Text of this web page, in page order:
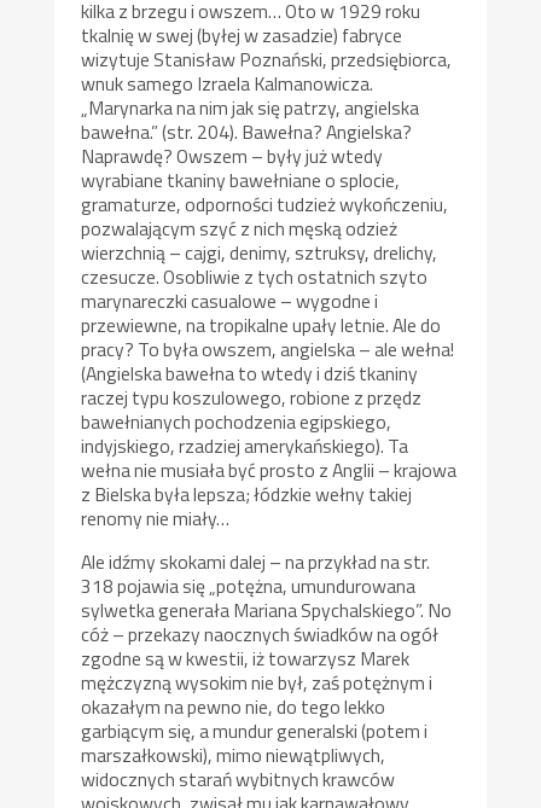
kilka z brzegu i owszem… Oto w 1929 roku
tkalnię w swej (byłej w zasadzie) fabryce
wizytuje Stanisław Poznański, przedsiębiorca,
wnuk samego Izraela Kalmanowicza.
„Marynarka na nim jak się patrzy, angielska
bawełna.” (str. 204). Bawełna? Angielska?
Naprawdę? Owszem – były już wtedy
wyrabiane tkaniny bawełniane o splocie,
gramaturze, odporności tudzież wykończeniu,
pozwalającym szyć z nich męską odzież
wierzchnią – cajgi, denimy, sztruksy, drelichy,
czesucze. Osobliwie z tych ostatnich szyto
marynareczki casualowe – wygodne i
przewiewne, na tropikalne upały letnie. Ale do
pracy? To była owszem, angielska – ale wełna!
(Angielska bawełna to wtedy i dziś tkaniny
raczej typu koszulowego, robione z przędz
bawełnianych pochodzenia egipskiego,
indyjskiego, rzadziej amerykańskiego). Ta
wełna nie musiała być prosto z Anglii – krajowa
z Bielska była lepsza; łódzkie wełny takiej
renomy nie miały…
Ale idźmy skokami dalej – na przykład na str.
318 pojawia się „potężna, umundurowana
sylwetka generała Mariana Spychalskiego”. No
cóż – przekazy naocznych świadków na ogół
zgodne są w kwestii, iż towarzysz Marek
mężczyzną wysokim nie był, zaś potężnym i
okazałym na pewno nie, do tego lekko
garbiącym się, a mundur generalski (potem i
marszałkowski), mimo niewątpliwych,
widocznych starań wybitnych krawców